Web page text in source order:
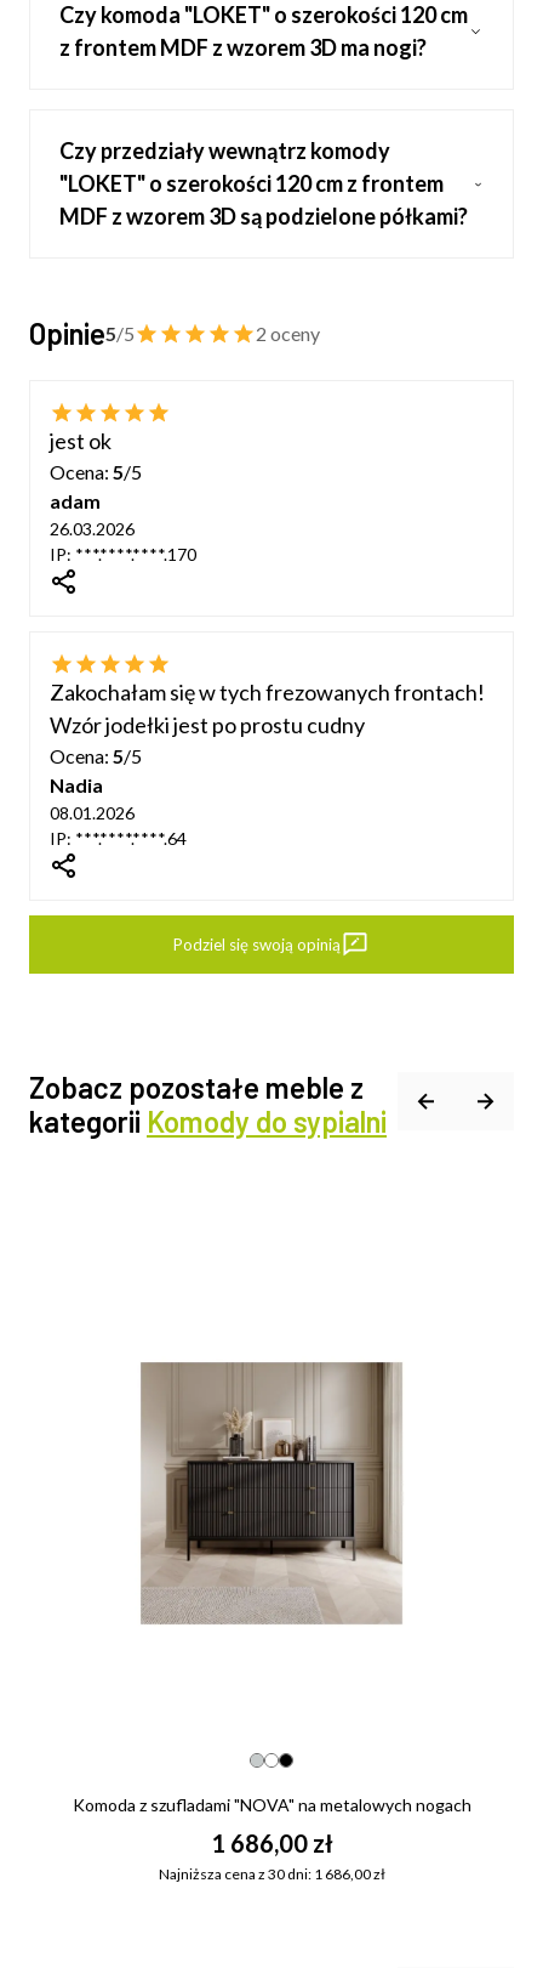
Czy komoda "LOKET" o szerokości 120 cm
z frontem MDF z wzorem 3D ma nogi?
Czy przedziały wewnątrz komody
"LOKET" o szerokości 120 cm z frontem
MDF z wzorem 3D są podzielone półkami?
Opinie5/5 2 oceny
jest ok
Ocena: 5/5
adam
26.03.2026
IP: ***.****.****.170
Zakochałam się w tych frezowanych frontach!
Wzór jodełki jest po prostu cudny
Ocena: 5/5
Nadia
08.01.2026
IP: ***.****.****.64
Podziel się swoją opinią
Zobacz pozostałe meble z
kategorii Komody do sypialni
Komoda z szufladami "NOVA" na metalowych nogach
1 686,00 zł
Najniższa cena z 30 dni: 1 686,00 zł